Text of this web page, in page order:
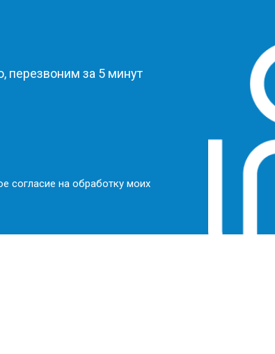
перезвоним за 5 минут
согласие на обработку моих